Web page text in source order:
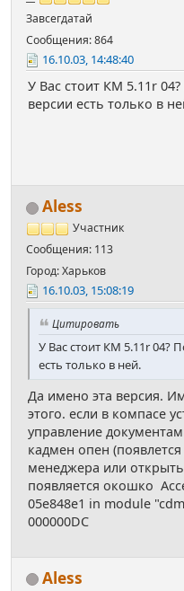
Завсегдатай
Сообщения: 864
16.10.03, 14:48:40
У Вас стоит КМ 5.11r
версии есть только в
Aless
Участник
Сообщения: 113
Город: Харьков
16.10.03, 15:08:19
Цитировать
У Вас стоит КМ 5.11r 04?
есть только в ней.
Да имено эта версия.
этого. если в компасе
управление
кадмен опен
менеджера или открыть
появляется окошко
05e848e1 in module
000000DC
Aless